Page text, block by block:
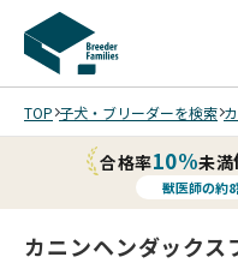
TOP 子犬・ブリーダーを検索
合格率10%未満
獣医師の約
カニンヘンダック